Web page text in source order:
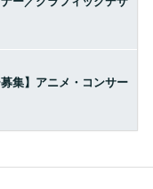
集】アニメ・コンサー